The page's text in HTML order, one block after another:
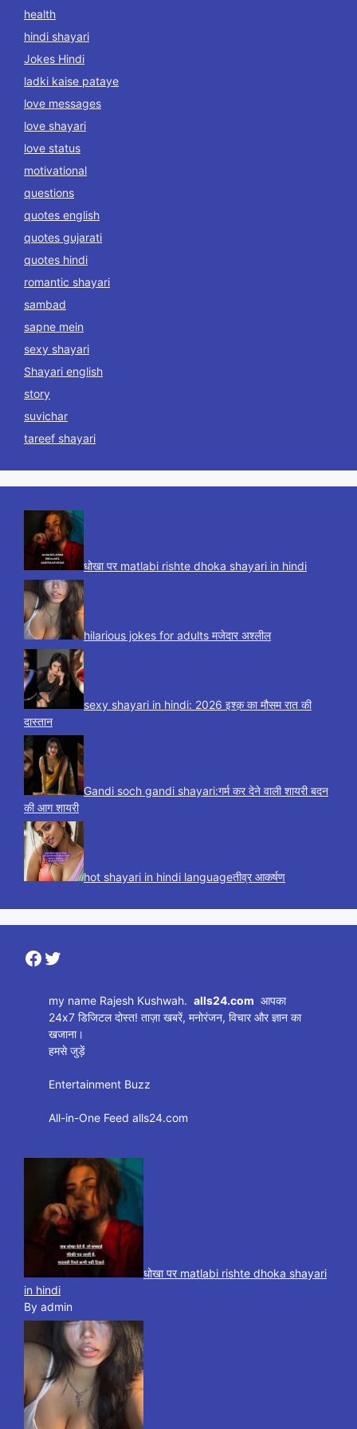
health
hindi shayari
Jokes Hindi
ladki kaise pataye
love messages
love shayari
love status
motivational
questions
quotes english
quotes gujarati
quotes hindi
romantic shayari
sambad
sapne mein
sexy shayari
Shayari english
story
suvichar
tareef shayari
धोखा पर matlabi rishte dhoka shayari in hindi
hilarious jokes for adults मजेदार अश्लील
sexy shayari in hindi: 2026 इश्क़ का मौसम रात की
दास्तान
Gandi soch gandi shayari:गर्म कर देने वाली शायरी बदन
की आग शायरी
hot shayari in hindi languageतीव्र आकर्षण
Facebook
Twitter
my name Rajesh Kushwah.alls24.com आपका
24x7 डिजिटल दोस्त! ताज़ा खबरें, मनोरंजन, विचार और ज्ञान का
खजाना।
हमसे जुड़ें
Entertainment Buzz
All-in-One Feed alls24.com
धोखा पर matlabi rishte dhoka shayari
in hindi
By admin